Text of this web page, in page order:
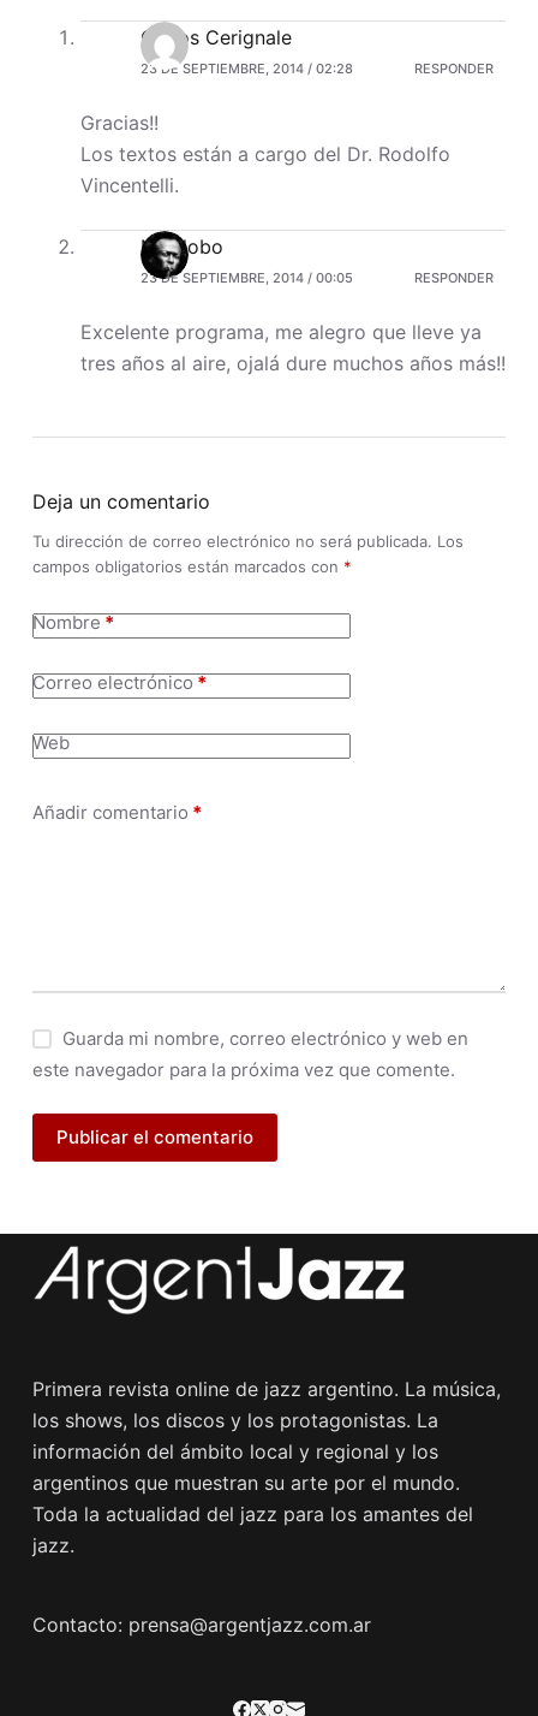
Carlos Cerignale
23 DE SEPTIEMBRE, 2014 / 02:28 RESPONDER
Gracias!!
Los textos están a cargo del Dr. Rodolfo
Vincentelli.
Nicolobo
23 DE SEPTIEMBRE, 2014 / 00:05 RESPONDER
Excelente programa, me alegro que lleve ya
tres años al aire, ojalá dure muchos años más!!
Deja un comentario
Tu dirección de correo electrónico no será publicada. Los
campos obligatorios están marcados con *
Nombre *
Correo electrónico *
Web
Añadir comentario *
Guarda mi nombre, correo electrónico y web en
este navegador para la próxima vez que comente.
Publicar el comentario
Primera revista online de jazz argentino. La música,
los shows, los discos y los protagonistas. La
información del ámbito local y regional y los
argentinos que muestran su arte por el mundo.
Toda la actualidad del jazz para los amantes del
jazz.
Contacto: prensa@argentjazz.com.ar